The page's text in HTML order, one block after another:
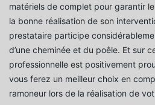
matériels de complet pour garantir
la bonne réalisation de son
prestataire participe
d’une cheminée et du poêle. Et sur
professionnelle est positivement
vous ferez un meilleur choix en
ramoneur lors de la réalisation de